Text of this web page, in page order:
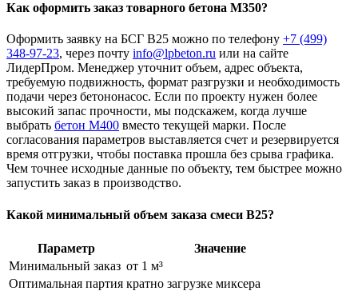
Как оформить заказ товарного бетона М350?
Оформить заявку на БСГ В25 можно по телефону +7 (499)
348-97-23, через почту info@lpbeton.ru или на сайте
ЛидерПром. Менеджер уточнит объем, адрес объекта,
требуемую подвижность, формат разгрузки и необходимость
подачи через бетононасос. Если по проекту нужен более
высокий запас прочности, мы подскажем, когда лучше
выбрать бетон М400 вместо текущей марки. После
согласования параметров выставляется счет и резервируется
время отгрузки, чтобы поставка прошла без срыва графика.
Чем точнее исходные данные по объекту, тем быстрее можно
запустить заказ в производство.
Какой минимальный объем заказа смеси В25?
Параметр
Значение
Минимальный заказ от 1 м³
Оптимальная партия кратно загрузке миксера